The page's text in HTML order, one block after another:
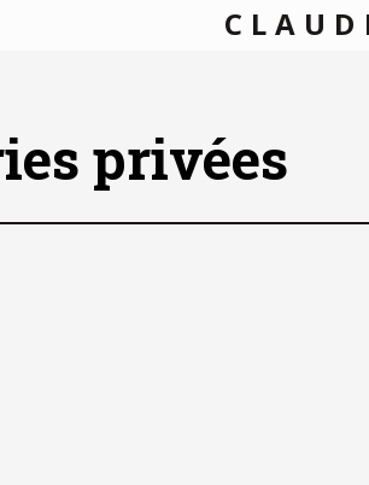
privées